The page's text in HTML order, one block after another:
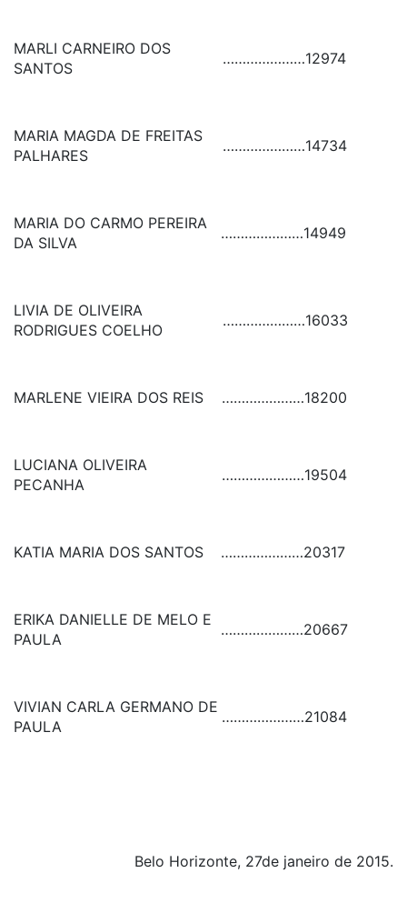
MARLI CARNEIRO DOS
SANTOS
…………………12974
MARIA MAGDA DE FREITAS
PALHARES
…………………14734
MARIA DO CARMO PEREIRA
DA SILVA
…………………14949
LIVIA DE OLIVEIRA
RODRIGUES COELHO
…………………16033
MARLENE VIEIRA DOS REIS …………………18200
LUCIANA OLIVEIRA
PECANHA
…………………19504
KATIA MARIA DOS SANTOS …………………20317
ERIKA DANIELLE DE MELO E
PAULA
…………………20667
VIVIAN CARLA GERMANO DE
PAULA
…………………21084
Belo Horizonte, 27de janeiro de 2015.